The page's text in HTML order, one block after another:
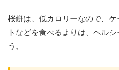
桜餅は、低カロリーなので、
トなどを食べるよりは、ヘル
う。